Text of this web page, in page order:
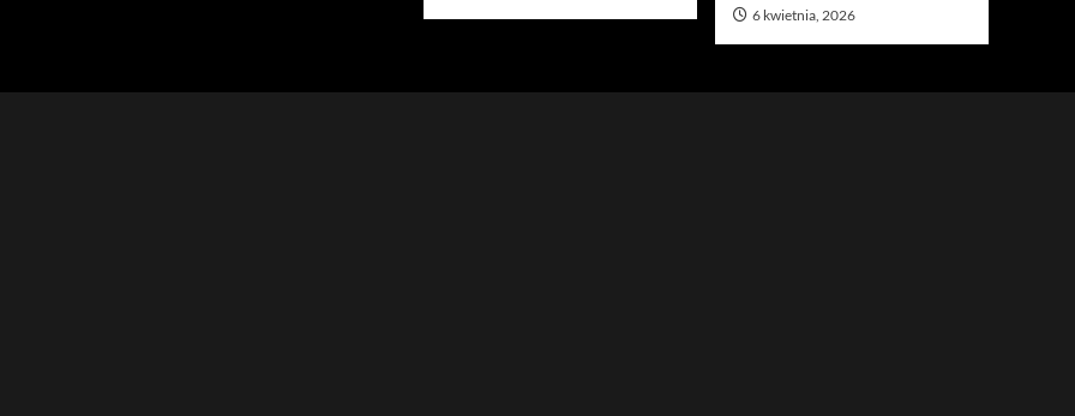
6 kwietnia, 2026